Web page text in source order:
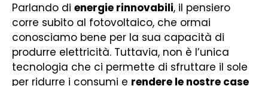
Parlando di energie rinnovabili, il pensiero
corre subito al fotovoltaico, che ormai
conosciamo bene per la sua capacità di
produrre elettricità. Tuttavia, non è l’unica
tecnologia che ci permette di sfruttare il sole
per ridurre i consumi e rendere le nostre case